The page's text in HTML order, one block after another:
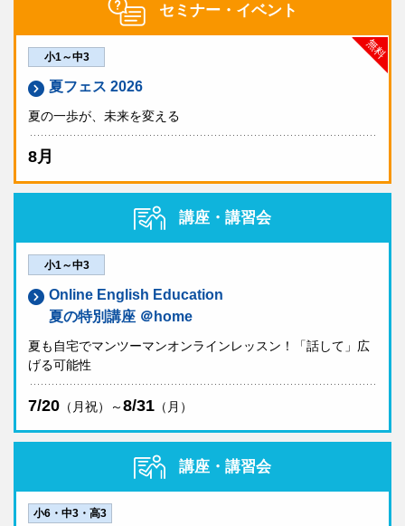
セミナー・イベント
無料
小1～中3
夏フェス 2026
夏の一歩が、未来を変える
8月
講座・講習会
小1～中3
Online English Education
夏の特別講座 ＠home
夏も自宅でマンツーマンオンラインレッスン！「話して」広
げる可能性
7/20 （月祝）～8/31 （月）
講座・講習会
小6・中3・高3